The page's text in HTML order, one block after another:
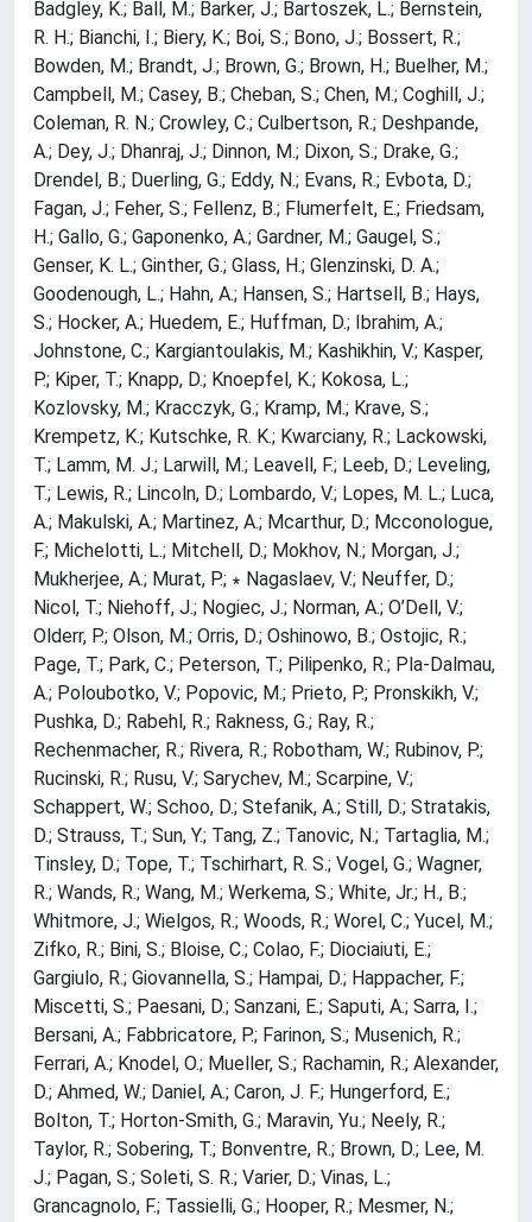
Badgley, K.; Ball, M.; Barker, J.; Bartoszek, L.; Bernstein,
R. H.; Bianchi, I.; Biery, K.; Boi, S.; Bono, J.; Bossert, R.;
Bowden, M.; Brandt, J.; Brown, G.; Brown, H.; Buelher, M.;
Campbell, M.; Casey, B.; Cheban, S.; Chen, M.; Coghill, J.;
Coleman, R. N.; Crowley, C.; Culbertson, R.; Deshpande,
A.; Dey, J.; Dhanraj, J.; Dinnon, M.; Dixon, S.; Drake, G.;
Drendel, B.; Duerling, G.; Eddy, N.; Evans, R.; Evbota, D.;
Fagan, J.; Feher, S.; Fellenz, B.; Flumerfelt, E.; Friedsam,
H.; Gallo, G.; Gaponenko, A.; Gardner, M.; Gaugel, S.;
Genser, K. L.; Ginther, G.; Glass, H.; Glenzinski, D. A.;
Goodenough, L.; Hahn, A.; Hansen, S.; Hartsell, B.; Hays,
S.; Hocker, A.; Huedem, E.; Huffman, D.; Ibrahim, A.;
Johnstone, C.; Kargiantoulakis, M.; Kashikhin, V.; Kasper,
P.; Kiper, T.; Knapp, D.; Knoepfel, K.; Kokosa, L.;
Kozlovsky, M.; Kracczyk, G.; Kramp, M.; Krave, S.;
Krempetz, K.; Kutschke, R. K.; Kwarciany, R.; Lackowski,
T.; Lamm, M. J.; Larwill, M.; Leavell, F.; Leeb, D.; Leveling,
T.; Lewis, R.; Lincoln, D.; Lombardo, V.; Lopes, M. L.; Luca,
A.; Makulski, A.; Martinez, A.; Mcarthur, D.; Mcconologue,
F.; Michelotti, L.; Mitchell, D.; Mokhov, N.; Morgan, J.;
Mukherjee, A.; Murat, P.; ∗ Nagaslaev, V.; Neuffer, D.;
Nicol, T.; Niehoff, J.; Nogiec, J.; Norman, A.; O’Dell, V.;
Olderr, P.; Olson, M.; Orris, D.; Oshinowo, B.; Ostojic, R.;
Page, T.; Park, C.; Peterson, T.; Pilipenko, R.; Pla-Dalmau,
A.; Poloubotko, V.; Popovic, M.; Prieto, P.; Pronskikh, V.;
Pushka, D.; Rabehl, R.; Rakness, G.; Ray, R.;
Rechenmacher, R.; Rivera, R.; Robotham, W.; Rubinov, P.;
Rucinski, R.; Rusu, V.; Sarychev, M.; Scarpine, V.;
Schappert, W.; Schoo, D.; Stefanik, A.; Still, D.; Stratakis,
D.; Strauss, T.; Sun, Y.; Tang, Z.; Tanovic, N.; Tartaglia, M.;
Tinsley, D.; Tope, T.; Tschirhart, R. S.; Vogel, G.; Wagner,
R.; Wands, R.; Wang, M.; Werkema, S.; White, Jr.; H., B.;
Whitmore, J.; Wielgos, R.; Woods, R.; Worel, C.; Yucel, M.;
Zifko, R.; Bini, S.; Bloise, C.; Colao, F.; Diociaiuti, E.;
Gargiulo, R.; Giovannella, S.; Hampai, D.; Happacher, F.;
Miscetti, S.; Paesani, D.; Sanzani, E.; Saputi, A.; Sarra, I.;
Bersani, A.; Fabbricatore, P.; Farinon, S.; Musenich, R.;
Ferrari, A.; Knodel, O.; Mueller, S.; Rachamin, R.; Alexander,
D.; Ahmed, W.; Daniel, A.; Caron, J. F.; Hungerford, E.;
Bolton, T.; Horton-Smith, G.; Maravin, Yu.; Neely, R.;
Taylor, R.; Sobering, T.; Bonventre, R.; Brown, D.; Lee, M.
J.; Pagan, S.; Soleti, S. R.; Varier, D.; Vinas, L.;
Grancagnolo, F.; Tassielli, G.; Hooper, R.; Mesmer, N.;